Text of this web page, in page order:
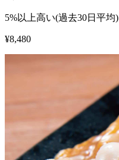
5%以上高い(過去30日平均)
¥8,480